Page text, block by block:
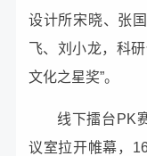
设计所宋晓、张
飞、刘小龙，科
文化之星奖”。
线下擂台PK
议室拉开帷幕，